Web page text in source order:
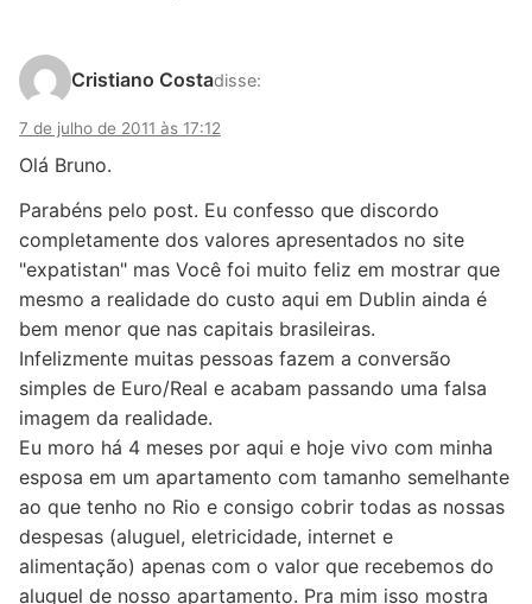
Cristiano Costadisse:
7 de julho de 2011 às 17:12
Olá Bruno.
Parabéns pelo post. Eu confesso que discordo
completamente dos valores apresentados no site
"expatistan" mas Você foi muito feliz em mostrar que
mesmo a realidade do custo aqui em Dublin ainda é
bem menor que nas capitais brasileiras.
Infelizmente muitas pessoas fazem a conversão
simples de Euro/Real e acabam passando uma falsa
imagem da realidade.
Eu moro há 4 meses por aqui e hoje vivo com minha
esposa em um apartamento com tamanho semelhante
ao que tenho no Rio e consigo cobrir todas as nossas
despesas (aluguel, eletricidade, internet e
alimentação) apenas com o valor que recebemos do
aluguel de nosso apartamento. Pra mim isso mostra